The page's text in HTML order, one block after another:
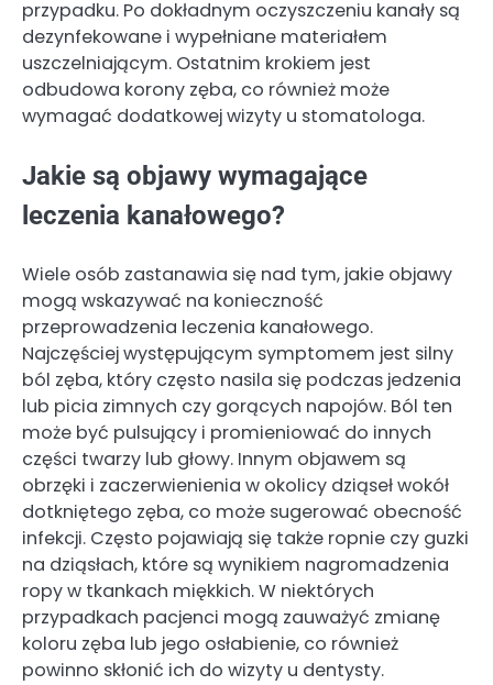
przypadku. Po dokładnym oczyszczeniu kanały są
dezynfekowane i wypełniane materiałem
uszczelniającym. Ostatnim krokiem jest
odbudowa korony zęba, co również może
wymagać dodatkowej wizyty u stomatologa.
Jakie są objawy wymagające
leczenia kanałowego?
Wiele osób zastanawia się nad tym, jakie objawy
mogą wskazywać na konieczność
przeprowadzenia leczenia kanałowego.
Najczęściej występującym symptomem jest silny
ból zęba, który często nasila się podczas jedzenia
lub picia zimnych czy gorących napojów. Ból ten
może być pulsujący i promieniować do innych
części twarzy lub głowy. Innym objawem są
obrzęki i zaczerwienienia w okolicy dziąseł wokół
dotkniętego zęba, co może sugerować obecność
infekcji. Często pojawiają się także ropnie czy guzki
na dziąsłach, które są wynikiem nagromadzenia
ropy w tkankach miękkich. W niektórych
przypadkach pacjenci mogą zauważyć zmianę
koloru zęba lub jego osłabienie, co również
powinno skłonić ich do wizyty u dentysty.